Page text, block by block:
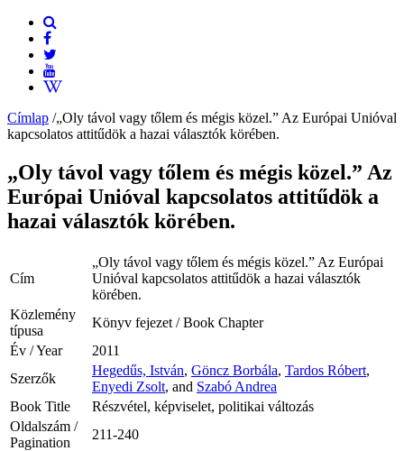
Címlap /„Oly távol vagy tőlem és mégis közel.” Az Európai Unióval
kapcsolatos attitűdök a hazai választók körében.
„Oly távol vagy tőlem és mégis közel.” Az
Európai Unióval kapcsolatos attitűdök a
hazai választók körében.
Cím
„Oly távol vagy tőlem és mégis közel.” Az Európai
Unióval kapcsolatos attitűdök a hazai választók
körében.
Közlemény
típusa
Könyv fejezet / Book Chapter
Év / Year
2011
Szerzők
Hegedűs, István, Göncz Borbála, Tardos Róbert,
Enyedi Zsolt, and Szabó Andrea
Book Title
Részvétel, képviselet, politikai változás
Oldalszám /
Pagination
211-240